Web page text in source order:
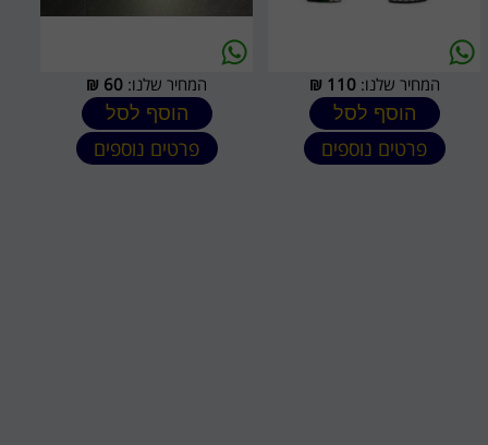
המחיר שלנו:110
₪
הוסף לסל
פרטים נוספים
המחיר שלנו: 60
₪
הוסף לסל
פרטים נוספים